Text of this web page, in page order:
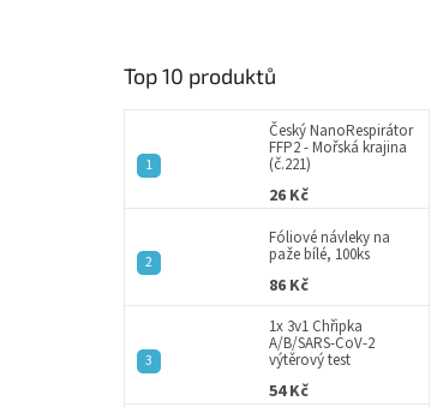
Top 10 produktů
Český NanoRespirátor
FFP2 - Mořská krajina
(č.221)
26 Kč
Fóliové návleky na
paže bílé, 100ks
86 Kč
1x 3v1 Chřipka
A/B/SARS-CoV-2
výtěrový test
54 Kč